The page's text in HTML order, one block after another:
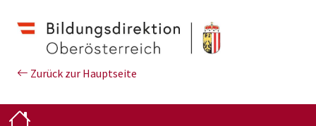
Zurück zur Hauptseite